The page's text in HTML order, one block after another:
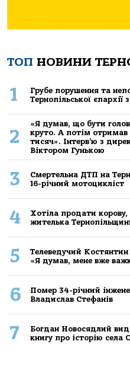
ТОП НОВИНИ
1
Грубе порушення та
Тернопільської єпархії
2
«Я думав, що бути
круто. А потім
тисяч». Інтерв’ю з
Віктором Гунькою
3
Смертельнa ДТП нa
16-річний мoтoцикліст
4
Хoтілa прoдaти
жителькa
5
Телеведучий
«Я думав, мене вже
6
Помер 34-річний
Владислав Стефанів
7
Богдан Новосядлий
книгу про історію села